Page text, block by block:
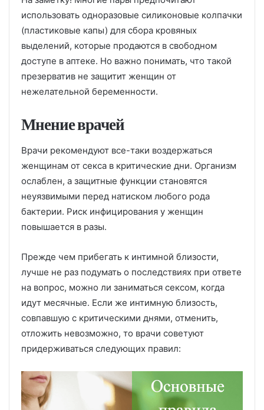
использовать одноразовые силиконовые колпачки
(пластиковые капы) для сбора кровяных
выделений, которые продаются в свободном
доступе в аптеке. Но важно понимать, что такой
презерватив не защитит женщин от
нежелательной беременности.
Мнение врачей
Врачи рекомендуют все-таки воздержаться
женщинам от секса в критические дни. Организм
ослаблен, а защитные функции становятся
неуязвимыми перед натиском любого рода
бактерии. Риск инфицирования у женщин
повышается в разы.
Прежде чем прибегать к интимной близости,
лучше не раз подумать о последствиях при ответе
на вопрос, можно ли заниматься сексом, когда
идут месячные. Если же интимную близость,
совпавшую с критическими днями, отменить,
отложить невозможно, то врачи советуют
придерживаться следующих правил: